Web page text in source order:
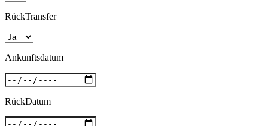
RückTransfer
Ankunftsdatum
RückDatum